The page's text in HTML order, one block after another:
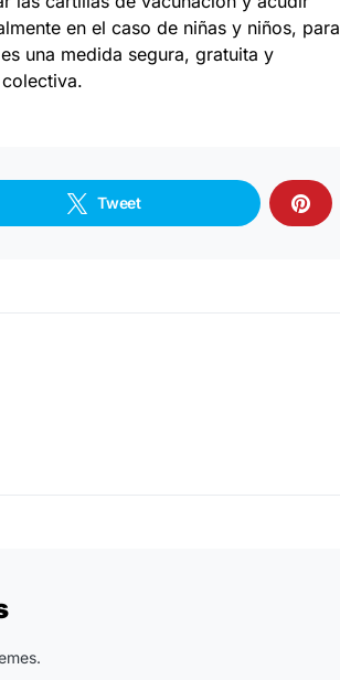
en el caso de niñas y niños, para
una medida segura, gratuita y
Tweet